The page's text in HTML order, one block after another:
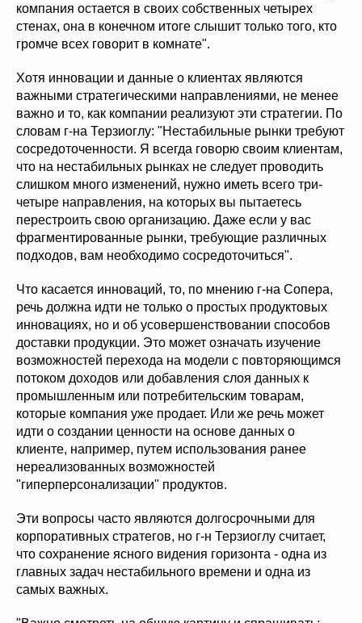
компания остается в своих собственных четырех
стенах, она в конечном итоге слышит только того, кто
громче всех говорит в комнате".
Хотя инновации и данные о клиентах являются
важными стратегическими направлениями, не менее
важно и то, как компании реализуют эти стратегии. По
словам г-на Терзиоглу: "Нестабильные рынки требуют
сосредоточенности. Я всегда говорю своим клиентам,
что на нестабильных рынках не следует проводить
слишком много изменений, нужно иметь всего три-
четыре направления, на которых вы пытаетесь
перестроить свою организацию. Даже если у вас
фрагментированные рынки, требующие различных
подходов, вам необходимо сосредоточиться".
Что касается инноваций, то, по мнению г-на Сопера,
речь должна идти не только о простых продуктовых
инновациях, но и об усовершенствовании способов
доставки продукции. Это может означать изучение
возможностей перехода на модели с повторяющимся
потоком доходов или добавления слоя данных к
промышленным или потребительским товарам,
которые компания уже продает. Или же речь может
идти о создании ценности на основе данных о
клиенте, например, путем использования ранее
нереализованных возможностей
"гиперперсонализации" продуктов.
Эти вопросы часто являются долгосрочными для
корпоративных стратегов, но г-н Терзиоглу считает,
что сохранение ясного видения горизонта - одна из
главных задач нестабильного времени и одна из
самых важных.